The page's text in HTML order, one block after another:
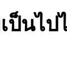
ป็นไ